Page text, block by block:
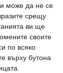
може да не се
срещу
ви ще
своите
по всяко
върху бутона